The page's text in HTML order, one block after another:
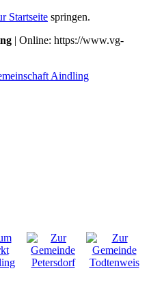
Startseite springen.
| Online: https://www.vg-